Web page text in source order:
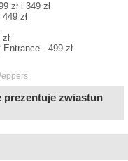
zł i 349 zł
zł
- 499 zł
prezentuje zwiastun